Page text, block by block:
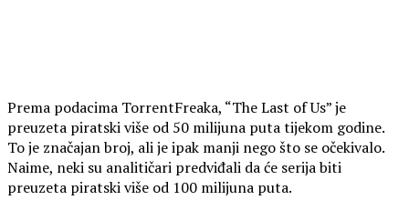
Prema podacima TorrentFreaka, “The Last of Us” je
preuzeta piratski više od 50 milijuna puta tijekom godine.
To je značajan broj, ali je ipak manji nego što se očekivalo.
Naime, neki su analitičari predviđali da će serija biti
preuzeta piratski više od 100 milijuna puta.